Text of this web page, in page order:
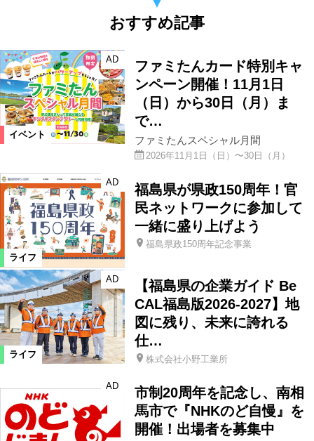
おすすめ記事
イベント
AD
ファミたんカード特別キャ
ンペーン開催！11月1日
（日）から30日（月）ま
で…
ファミたんスペシャル月間
2026年11月1日（日）〜30日（月）
ライフ
AD
福島県が県政150周年！官
民ネットワークに参加して
一緒に盛り上げよう
福島県政150周年記念事業
ライフ
AD
【福島県の企業ガイド Be
CAL福島版2026-2027】地
図に残り、未来に誇れる
仕…
株式会社小野工業所
AD
市制20周年を記念し、南相
馬市で『NHKのど自慢』を
開催！出場者を募集中